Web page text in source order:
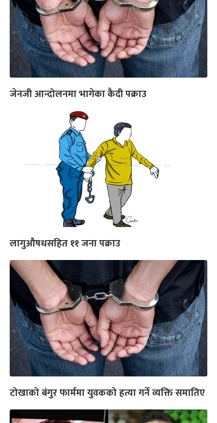
जेनजी आन्दोलनमा भागेका कैदी पक्राउ
लागुऔषधसहित ११ जना पक्राउ
टोखाको बंगुर फार्ममा युवकको हत्या गर्ने व्यक्ति समातिए